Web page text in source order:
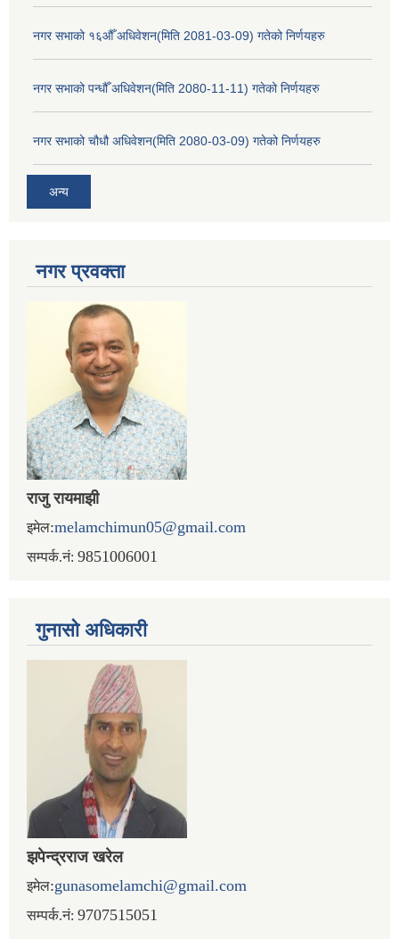
नगर सभाको १६औँ अधिवेशन(मिति 2081-03-09) गतेको निर्णयहरु
नगर सभाको पन्धौँ अधिवेशन(मिति 2080-11-11) गतेको निर्णयहरु
नगर सभाको चौधौ अधिवेशन(मिति 2080-03-09) गतेको निर्णयहरु
अन्य
नगर प्रव‌क्ता
राजु रायमाझी
इमेल:melamchimun05@gmail.com
सम्पर्क.नं: 9851006001
गुनासो अधिकारी
झपेन्द्रराज खरेल
इमेल:gunasomelamchi@gmail.com
सम्पर्क.नं: 9707515051